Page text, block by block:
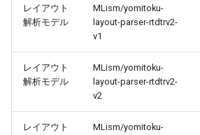
レイアウト
解析モデル
MLism/yomitoku-
layout-parser-rtdtrv2-
v1
レイアウト
解析モデル
MLism/yomitoku-
layout-parser-rtdtrv2-
v2
レイアウト
MLism/yomitoku-